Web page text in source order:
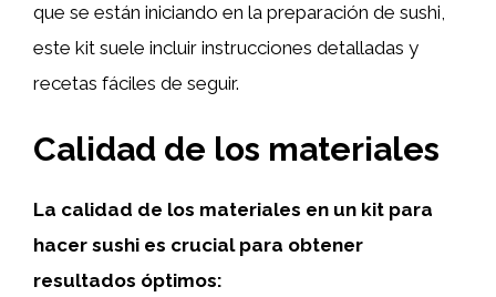
que se están iniciando en la preparación de sushi,
este kit suele incluir instrucciones detalladas y
recetas fáciles de seguir.
Calidad de los materiales
La calidad de los materiales en un kit para
hacer sushi es crucial para obtener
resultados óptimos: